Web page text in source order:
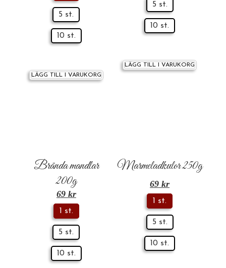
5 st.
10 st.
LÄGG TILL I VARUKORG
5 st.
10 st.
LÄGG TILL I VARUKORG
Brända mandlar
200g
69 kr
1 st.
5 st.
10 st.
Marmeladkulor 250g
69kr
1 st.
5 st.
10 st.